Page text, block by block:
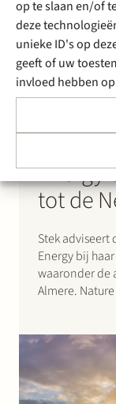
op te slaan en/of
deze
unieke ID's op
geeft of uw
invloed hebben
1 april 2022
Stek
Energy
tot de
Stek adviseert
Energy bij
waaronder de
Almere.
momenteel